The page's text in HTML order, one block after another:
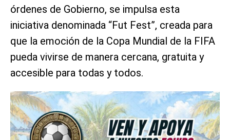
órdenes de Gobierno, se impulsa esta
iniciativa denominada “Fut Fest”, creada para
que la emoción de la Copa Mundial de la FIFA
pueda vivirse de manera cercana, gratuita y
accesible para todas y todos.